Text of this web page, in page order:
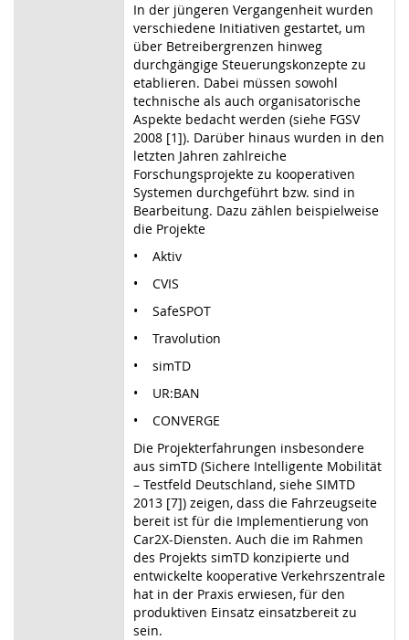
In der jüngeren Vergangenheit wurden
verschiedene Initiativen gestartet, um
über Betreibergrenzen hinweg
durchgängige Steuerungskonzepte zu
etablieren. Dabei müssen sowohl
technische als auch organisatorische
Aspekte bedacht werden (siehe FGSV
2008 [1]). Darüber hinaus wurden in den
letzten Jahren zahlreiche
Forschungsprojekte zu kooperativen
Systemen durchgeführt bzw. sind in
Bearbeitung. Dazu zählen beispielweise
die Projekte
• Aktiv
• CVIS
• SafeSPOT
• Travolution
• simTD
• UR:BAN
• CONVERGE
Die Projekterfahrungen insbesondere
aus simTD (Sichere Intelligente Mobilität
– Testfeld Deutschland, siehe SIMTD
2013 [7]) zeigen, dass die Fahrzeugseite
bereit ist für die Implementierung von
Car2X-Diensten. Auch die im Rahmen
des Projekts simTD konzipierte und
entwickelte kooperative Verkehrszentrale
hat in der Praxis erwiesen, für den
produktiven Einsatz einsatzbereit zu
sein.